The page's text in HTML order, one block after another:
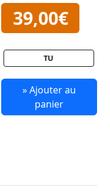
39,00€
TU
» Ajouter au
panier